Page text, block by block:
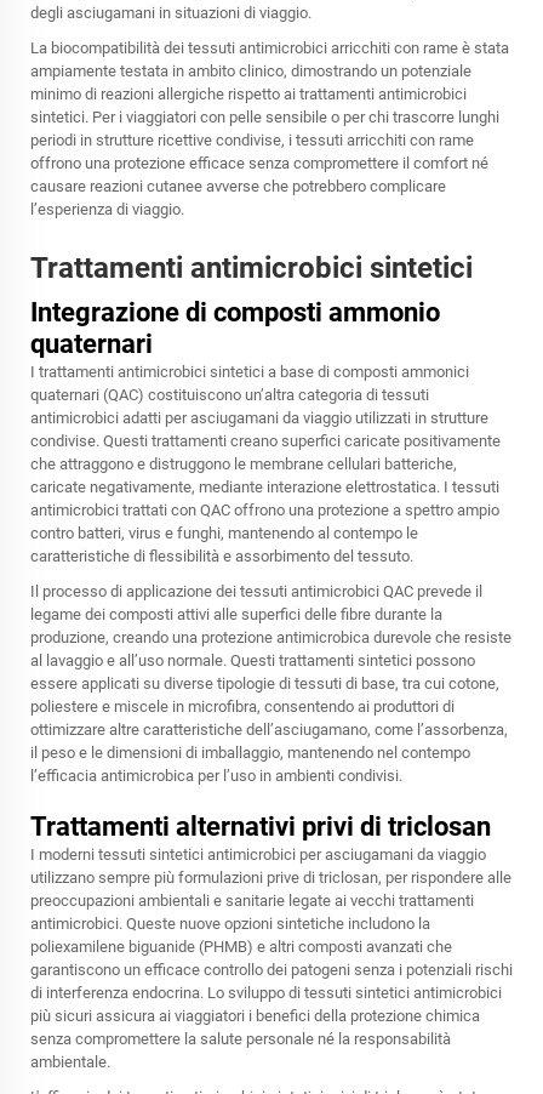
degli asciugamani in situazioni di viaggio.
La biocompatibilità dei tessuti antimicrobici arricchiti con rame è stata
ampiamente testata in ambito clinico, dimostrando un potenziale
minimo di reazioni allergiche rispetto ai trattamenti antimicrobici
sintetici. Per i viaggiatori con pelle sensibile o per chi trascorre lunghi
periodi in strutture ricettive condivise, i tessuti arricchiti con rame
offrono una protezione efficace senza compromettere il comfort né
causare reazioni cutanee avverse che potrebbero complicare
l’esperienza di viaggio.
Trattamenti antimicrobici sintetici
Integrazione di composti ammonio
quaternari
I trattamenti antimicrobici sintetici a base di composti ammonici
quaternari (QAC) costituiscono un’altra categoria di tessuti
antimicrobici adatti per asciugamani da viaggio utilizzati in strutture
condivise. Questi trattamenti creano superfici caricate positivamente
che attraggono e distruggono le membrane cellulari batteriche,
caricate negativamente, mediante interazione elettrostatica. I tessuti
antimicrobici trattati con QAC offrono una protezione a spettro ampio
contro batteri, virus e funghi, mantenendo al contempo le
caratteristiche di flessibilità e assorbimento del tessuto.
Il processo di applicazione dei tessuti antimicrobici QAC prevede il
legame dei composti attivi alle superfici delle fibre durante la
produzione, creando una protezione antimicrobica durevole che resiste
al lavaggio e all’uso normale. Questi trattamenti sintetici possono
essere applicati su diverse tipologie di tessuti di base, tra cui cotone,
poliestere e miscele in microfibra, consentendo ai produttori di
ottimizzare altre caratteristiche dell’asciugamano, come l’assorbenza,
il peso e le dimensioni di imballaggio, mantenendo nel contempo
l’efficacia antimicrobica per l’uso in ambienti condivisi.
Trattamenti alternativi privi di triclosan
I moderni tessuti sintetici antimicrobici per asciugamani da viaggio
utilizzano sempre più formulazioni prive di triclosan, per rispondere alle
preoccupazioni ambientali e sanitarie legate ai vecchi trattamenti
antimicrobici. Queste nuove opzioni sintetiche includono la
poliexamilene biguanide (PHMB) e altri composti avanzati che
garantiscono un efficace controllo dei patogeni senza i potenziali rischi
di interferenza endocrina. Lo sviluppo di tessuti sintetici antimicrobici
più sicuri assicura ai viaggiatori i benefici della protezione chimica
senza compromettere la salute personale né la responsabilità
ambientale.